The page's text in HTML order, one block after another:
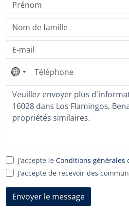
Aucun
pays
sélectionné
J'accepte le Conditions générales
J'accepte de recevoir des
Envoyer le message